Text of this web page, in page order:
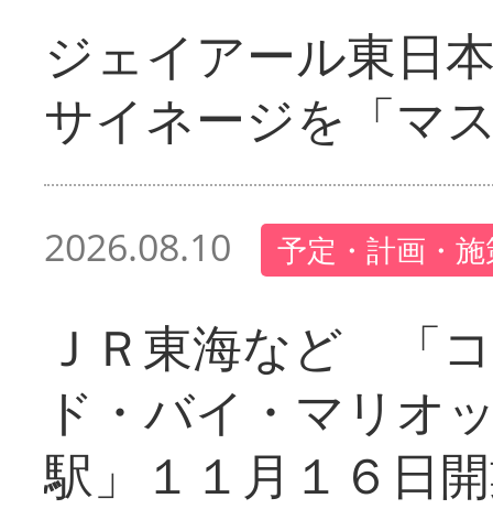
ジェイアール東日
サイネージを「マ
2026.08.10 予定・計画・
ＪＲ東海など 「
ド・バイ・マリオ
駅」１１月１６日